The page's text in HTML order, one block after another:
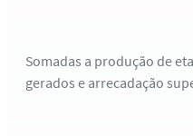
Somadas a produção de
gerados e arrecadação